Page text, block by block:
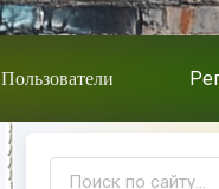
Пользователи